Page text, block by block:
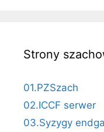
Strony
01.PZSzach
02.ICCF serwer
03.Syzygy